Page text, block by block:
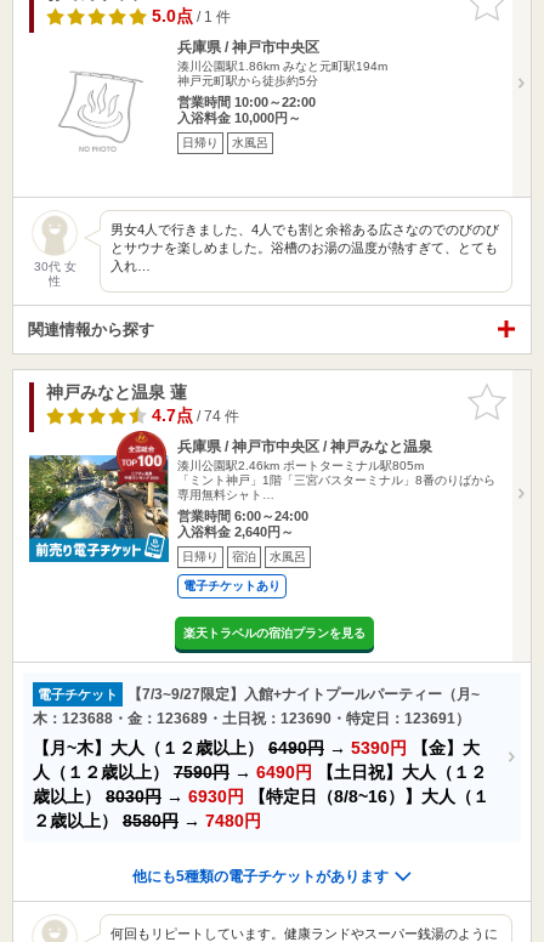
りに追加
5.0点/ 1 件
兵庫県 / 神戸市中央区
湊川公園駅1.86km みなと元町駅194m
神戸元町駅から徒歩約5分
営業時間 10:00～22:00
入浴料金 10,000円～
日帰り 水風呂
30代 女
性
男女4人で行きました、4人でも割と余裕ある広さなのでのびのび
とサウナを楽しめました。浴槽のお湯の温度が熱すぎて、とても
入れ…
関連情報から探す
お気に入
りに追加
神戸みなと温泉 蓮
4.7点/ 74 件
兵庫県 / 神戸市中央区 / 神戸みなと温泉
湊川公園駅2.46km ポートターミナル駅805m
「ミント神戸」1階「三宮バスターミナル」8番のりばから
専用無料シャト…
営業時間 6:00～24:00
入浴料金 2,640円～
日帰り 宿泊 水風呂
電子チケットあり
楽天トラベルの宿泊プランを見る
電子チケット
【7/3~9/27限定】入館+ナイトプールパーティー（月~
木：123688・金：123689・土日祝：123690・特定日：123691）
【月~木】大人（１２歳以上） 6490円 → 5390円
【金】大
人（１２歳以上） 7590円 → 6490円
【土日祝】大人（１２
歳以上） 8030円 → 6930円
【特定日（8/8~16）】大人（１
２歳以上） 8580円 → 7480円
他にも5種類の電子チケットがあります
何回もリピートしています。健康ランドやスーパー銭湯のように